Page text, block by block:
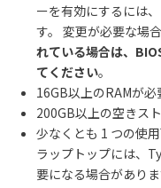
ーを有効にするには、
す。 変更が必要な場合
れている場合は、
てください。
16GB以上のRAMが必
200GB以上の空きス
少なくとも 1 つの使
ラップトップには、
要になる場合があり